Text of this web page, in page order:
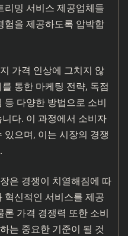
리밍 서비스 제공업체들
험을 제공하도록 압박합
가격 인상에 그치지 않
통한 마케팅 전략, 독점
다양한 방법으로 소비
다. 이 과정에서 소비자
으며, 이는 시장의 경쟁
은 경쟁이 치열해짐에 따
혁신적인 서비스를 제공
가격 경쟁력 또한 소비
는 중요한 기준이 될 것